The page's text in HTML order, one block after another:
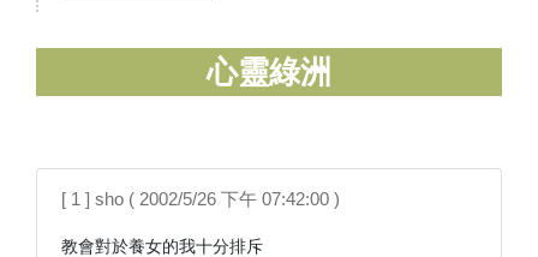
心靈綠洲
[ 1 ] sho ( 2002/5/26 下午 07:42:00 )
教會對於養女的我十分排斥